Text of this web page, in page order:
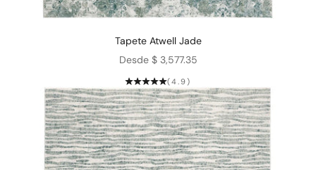
Tapete Atwell Jade
Precio de oferta
Desde $ 3,577.35
(4.9)